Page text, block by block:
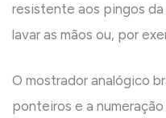
resistente aos pingos
lavar as mãos ou, por
O mostrador analógico
ponteiros e a